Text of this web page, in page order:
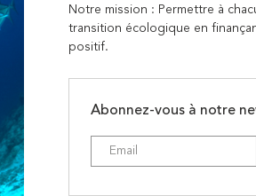
Notre mission : Permettre à
transition écologique en
positif.
Abonnez-vous à notre